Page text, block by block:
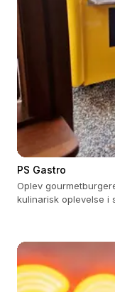
PS Gastro
Oplev
kulinarisk oplevelse i